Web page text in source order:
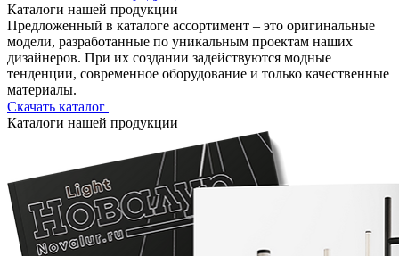
Каталоги нашей продукции
Предложенный в каталоге ассортимент – это оригинальные
модели, разработанные по уникальным проектам наших
дизайнеров. При их создании задействуются модные
тенденции, современное оборудование и только качественные
материалы.
Скачать каталог
Каталоги нашей продукции